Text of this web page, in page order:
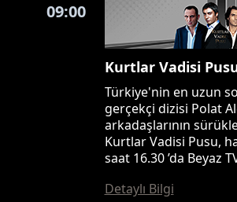
09:00
Kurtlar Vadisi
Türkiye'nin en uzun
gerçekçi dizisi Polat
arkadaşlarının
Kurtlar Vadisi Pusu,
saat 16.30 ’da Beyaz
Detaylı Bilgi